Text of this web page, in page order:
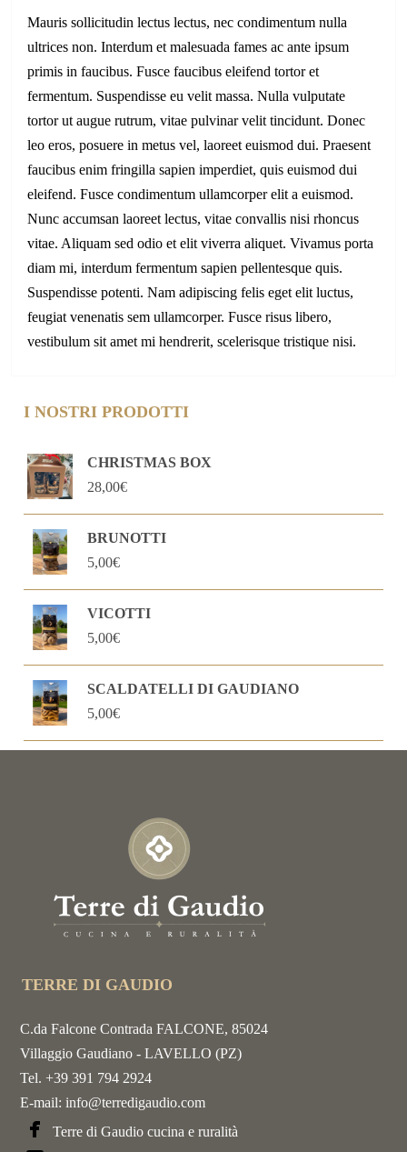
Mauris sollicitudin lectus lectus, nec condimentum nulla
ultrices non. Interdum et malesuada fames ac ante ipsum
primis in faucibus. Fusce faucibus eleifend tortor et
fermentum. Suspendisse eu velit massa. Nulla vulputate
tortor ut augue rutrum, vitae pulvinar velit tincidunt. Donec
leo eros, posuere in metus vel, laoreet euismod dui. Praesent
faucibus enim fringilla sapien imperdiet, quis euismod dui
eleifend. Fusce condimentum ullamcorper elit a euismod.
Nunc accumsan laoreet lectus, vitae convallis nisi rhoncus
vitae. Aliquam sed odio et elit viverra aliquet. Vivamus porta
diam mi, interdum fermentum sapien pellentesque quis.
Suspendisse potenti. Nam adipiscing felis eget elit luctus,
feugiat venenatis sem ullamcorper. Fusce risus libero,
vestibulum sit amet mi hendrerit, scelerisque tristique nisi.
I NOSTRI PRODOTTI
CHRISTMAS BOX
28,00€
BRUNOTTI
5,00€
VICOTTI
5,00€
SCALDATELLI DI GAUDIANO
5,00€
TERRE DI GAUDIO
C.da Falcone Contrada FALCONE, 85024
Villaggio Gaudiano - LAVELLO (PZ)
Tel. +39 391 794 2924
E-mail:info@terredigaudio.com
Terre di Gaudio cucina e ruralità